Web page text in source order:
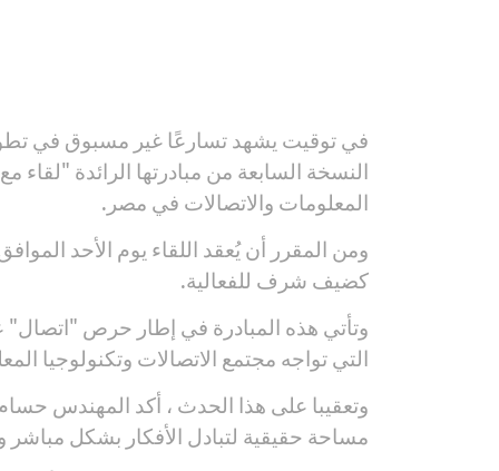
النسخة السابعة من مبادرتها الرائدة
المعلومات والاتصالات في مصر.
كضيف شرف للفعالية.
وتأتي هذه المبادرة في إطار حرص "اتصال"
التي تواجه مجتمع الاتصالات
وتعقيبا على هذا الحدث ، أكد المهندس
مساحة حقيقية لتبادل الأفكار بشكل مباشر